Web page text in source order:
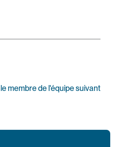
le membre de l'équipe suivant